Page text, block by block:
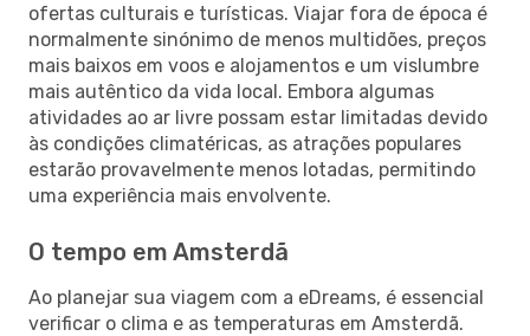
ofertas culturais e turísticas. Viajar fora de época é
normalmente sinónimo de menos multidões, preços
mais baixos em voos e alojamentos e um vislumbre
mais autêntico da vida local. Embora algumas
atividades ao ar livre possam estar limitadas devido
às condições climatéricas, as atrações populares
estarão provavelmente menos lotadas, permitindo
uma experiência mais envolvente.
O tempo em Amsterdã
Ao planejar sua viagem com a eDreams, é essencial
verificar o clima e as temperaturas em Amsterdã.